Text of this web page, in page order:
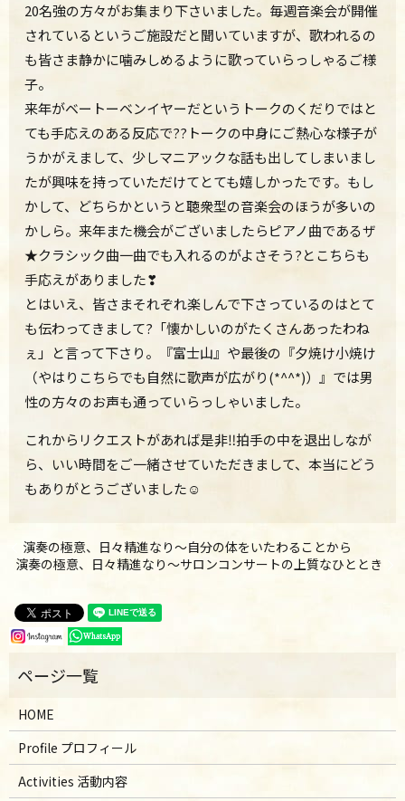
20名強の方々がお集まり下さいました。毎週音楽会が開催
されているというご施設だと聞いていますが、歌われるの
も皆さま静かに噛みしめるように歌っていらっしゃるご様
子。
来年がベートーベンイヤーだというトークのくだりではと
ても手応えのある反応で??トークの中身にご熱心な様子が
うかがえまして、少しマニアックな話も出してしまいまし
たが興味を持っていただけてとても嬉しかったです。もし
かして、どちらかというと聴衆型の音楽会のほうが多いの
かしら。来年また機会がございましたらピアノ曲であるザ
★クラシック曲一曲でも入れるのがよさそう?とこちらも
手応えがありました❣
とはいえ、皆さまそれぞれ楽しんで下さっているのはとて
も伝わってきまして?「懐かしいのがたくさんあったわね
ぇ」と言って下さり。『富士山』や最後の『夕焼け小焼け
（やはりこちらでも自然に歌声が広がり(*^^*)）』では男
性の方々のお声も通っていらっしゃいました。
これからリクエストがあれば是非‼拍手の中を退出しなが
ら、いい時間をご一緒させていただきまして、本当にどう
もありがとうございました☺
演奏の極意、日々精進なり～自分の体をいたわることから
演奏の極意、日々精進なり～サロンコンサートの上質なひととき
HOME
Profile プロフィール
Activities 活動内容